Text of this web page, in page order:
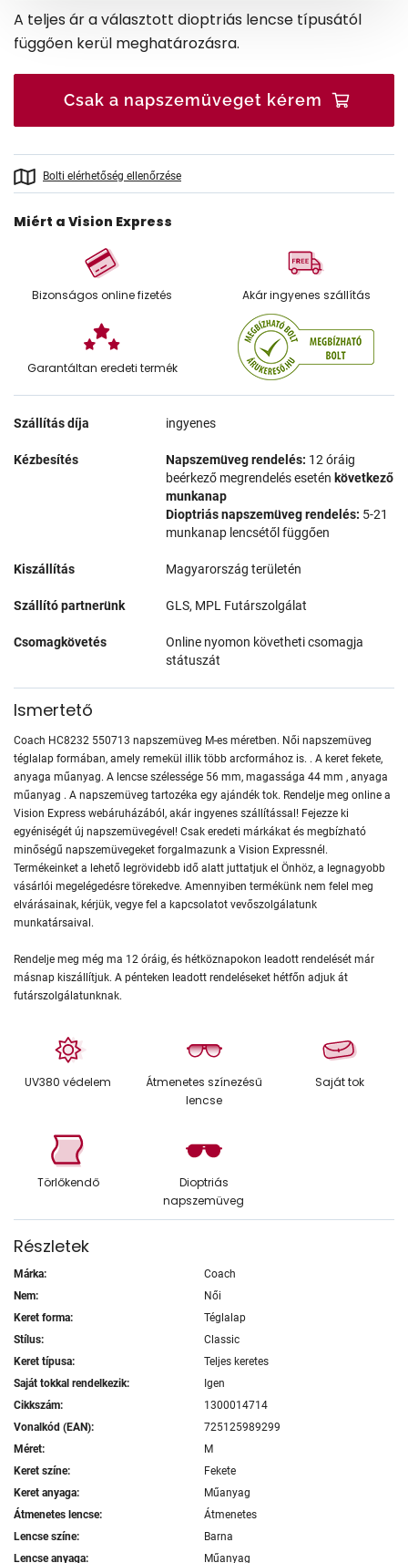
A teljes ár a választott dioptriás lencse típusától
függően kerül meghatározásra.
Csak a napszemüveget kérem
Bolti elérhetőség ellenőrzése
Miért a Vision Express
Bizonságos online fizetés Akár ingyenes szállítás
Garantáltan eredeti termék
Szállítás díja ingyenes
Kézbesítés Napszemüveg rendelés: 12 óráig
beérkező megrendelés esetén következő
munkanap
Dioptriás napszemüveg rendelés: 5-21
munkanap lencsétől függően
Kiszállítás Magyarország területén
Szállító partnerünk GLS, MPL Futárszolgálat
Csomagkövetés
Online nyomon követheti csomagja
státuszát
Ismertető
Coach HC8232 550713 napszemüveg M-es méretben. Női napszemüveg
téglalap formában, amely remekül illik több arcformához is. . A keret fekete,
anyaga műanyag. A lencse szélessége 56 mm, magassága 44 mm , anyaga
műanyag . A napszemüveg tartozéka egy ajándék tok. Rendelje meg online a
Vision Express webáruházából, akár ingyenes szállítással! Fejezze ki
egyéniségét új napszemüvegével! Csak eredeti márkákat és megbízható
minőségű napszemüvegeket forgalmazunk a Vision Expressnél.
Termékeinket a lehető legrövidebb idő alatt juttatjuk el Önhöz, a legnagyobb
vásárlói megelégedésre törekedve. Amennyiben termékünk nem felel meg
elvárásainak, kérjük, vegye fel a kapcsolatot vevőszolgálatunk
munkatársaival.
Rendelje meg még ma 12 óráig, és hétköznapokon leadott rendelését már
másnap kiszállítjuk. A pénteken leadott rendeléseket hétfőn adjuk át
futárszolgálatunknak.
UV380 védelem
Átmenetes színezésű
lencse
Saját tok
Törlőkendő
Dioptriás
napszemüveg
Részletek
Márka:
Coach
Nem:
Női
Keret forma:
Téglalap
Stílus:
Classic
Keret típusa:
Teljes keretes
Saját tokkal rendelkezik:
Igen
Cikkszám:
1300014714
Vonalkód (EAN):
725125989299
Méret:
M
Keret színe:
Fekete
Keret anyaga:
Műanyag
Átmenetes lencse:
Átmenetes
Lencse színe:
Barna
Lencse anyaga:
Műanyag